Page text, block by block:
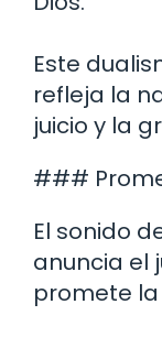
Este
refleja la
juicio y la
###
El sonido
anuncia el
promete